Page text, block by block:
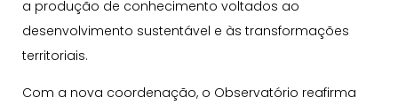
a produção de conhecimento voltados ao
desenvolvimento sustentável e às transformações
territoriais.
Com a nova coordenação, o Observatório reafirma